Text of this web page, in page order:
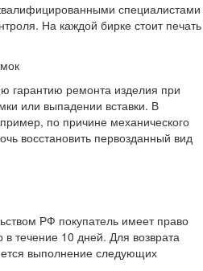
специалистами
На каждой бирке стоит печать
гарантию ремонта изделия при
или выпадении вставки. В
по причине механического
восстановить первозданный вид
РФ покупатель имеет право
в течение 10 дней. Для возврата
выполнение следующих